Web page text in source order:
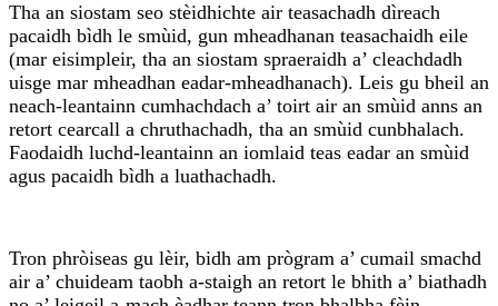
Tha an siostam seo stèidhichte air teasachadh dìreach
pacaidh bìdh le smùid, gun mheadhanan teasachaidh eile
(mar eisimpleir, tha an siostam spraeraidh a’ cleachdadh
uisge mar mheadhan eadar-mheadhanach). Leis gu bheil an
neach-leantainn cumhachdach a’ toirt air an smùid anns an
retort cearcall a chruthachadh, tha an smùid cunbhalach.
Faodaidh luchd-leantainn an iomlaid teas eadar an smùid
agus pacaidh bìdh a luathachadh.
Tron phròiseas gu lèir, bidh am prògram a’ cumail smachd
air a’ chuideam taobh a-staigh an retort le bhith a’ biathadh